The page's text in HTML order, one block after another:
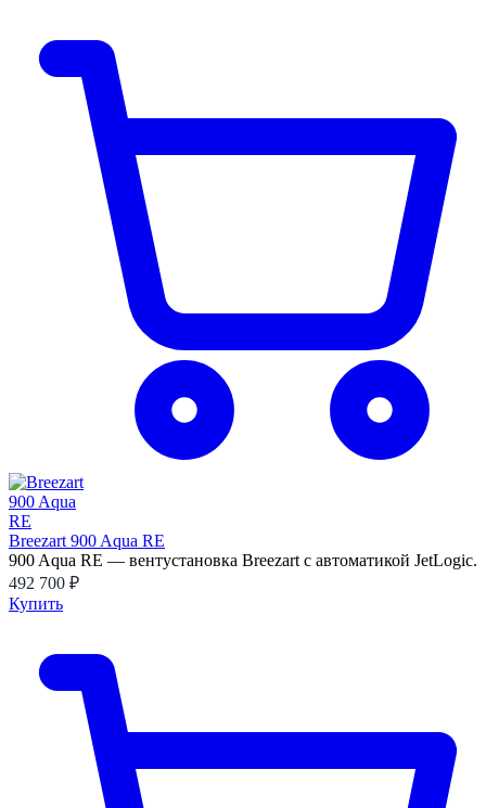
Breezart 900 Aqua RE
900 Aqua RE — вентустановка Breezart с автоматикой JetLogic.
492 700 ₽
Купить